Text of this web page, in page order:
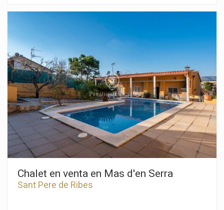
Seguidamente nos encontramos con una habitación doble y
un baño completo. En la primera planta tenemos cuatro
habitaciones dobles y un baño completo. Todos los
dormitorios tienen armarios empotrados. Desde el pasillo de
la misma planta se accede a una gran terraza con vistas
despejadas. El barrio de Mas Alba de Sant Pere de Ribes es
conocido por su tranquilidad y su ubicación con respecto al
parque natura del Garraf. Además se encuentra a 5 minutos
de Sitges en coche.
Chalet en venta en Mas d'en Serra
Sant Pere de Ribes